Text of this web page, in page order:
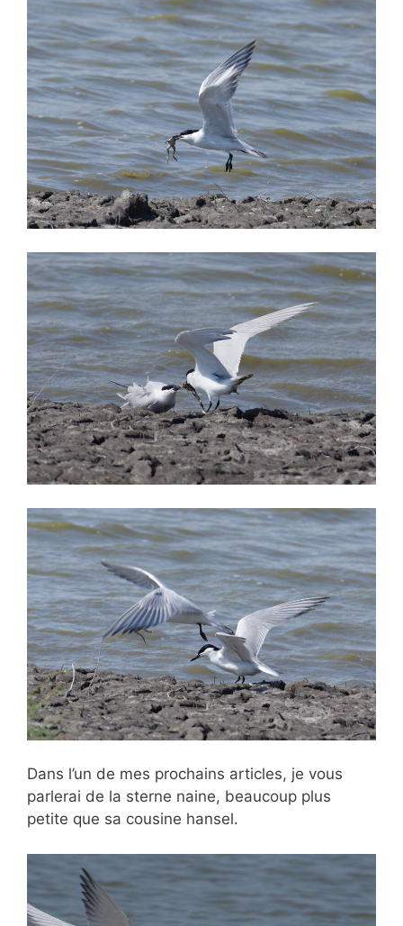
Dans l’un de mes prochains articles, je vous
parlerai de la sterne naine, beaucoup plus
petite que sa cousine hansel.